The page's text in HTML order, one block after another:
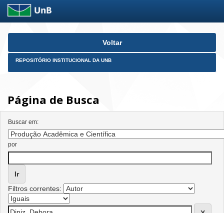
Skip
Voltar
REPOSITÓRIO INSTITUCIONAL DA UNB
Página de Busca
Buscar em:
por
Filtros correntes: